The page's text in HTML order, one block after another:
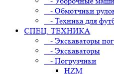
- Обмотчики
- Техника для
СПЕЦ. ТЕХНИКА
- Экскаваторы
- Экскаваторы
- Погрузчики
HZM